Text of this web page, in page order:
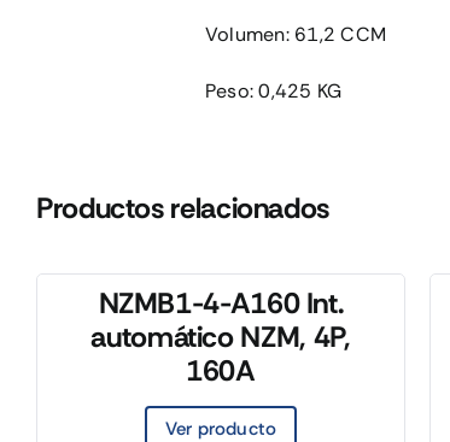
Volumen: 61,2 CCM
Peso: 0,425 KG
Productos relacionados
NZMB1-4-A160 Int.
automático NZM, 4P,
160A
Ver producto